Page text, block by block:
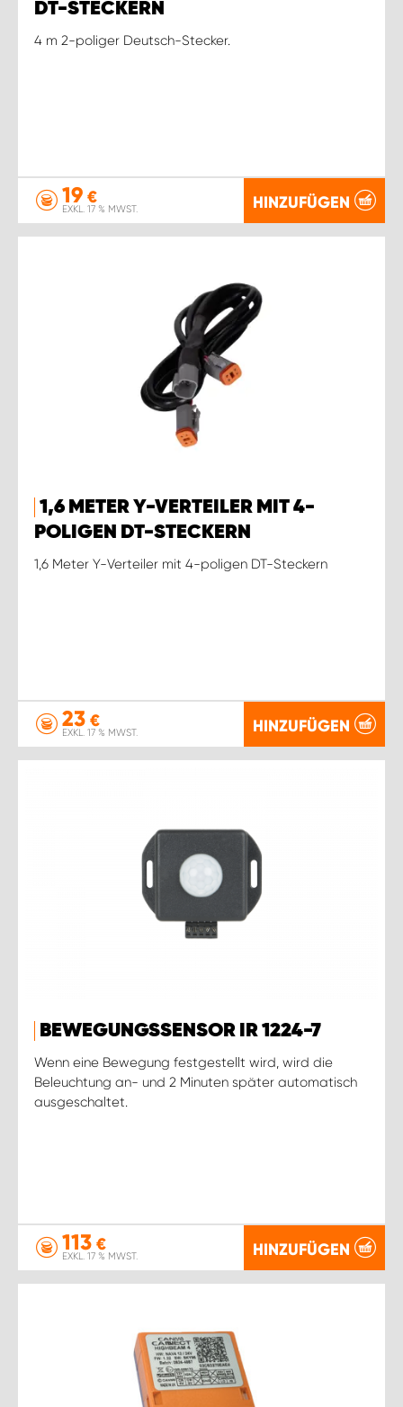
DT-STECKERN
4 m 2-poliger Deutsch-Stecker.
19 €
EXKL. 17 % MWST. HINZUFÜGEN
1,6 METER Y-VERTEILER MIT 4-
POLIGEN DT-STECKERN
1,6 Meter Y-Verteiler mit 4-poligen DT-Steckern
23 €
EXKL. 17 % MWST. HINZUFÜGEN
BEWEGUNGSSENSOR IR 1224-7
Wenn eine Bewegung festgestellt wird, wird die
Beleuchtung an- und 2 Minuten später automatisch
ausgeschaltet.
113 €
EXKL. 17 % MWST. HINZUFÜGEN